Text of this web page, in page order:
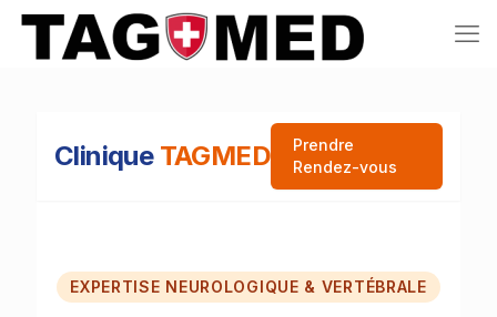
Clinique TAGMED
Prendre
Rendez-vous
EXPERTISE NEUROLOGIQUE & VERTÉBRALE